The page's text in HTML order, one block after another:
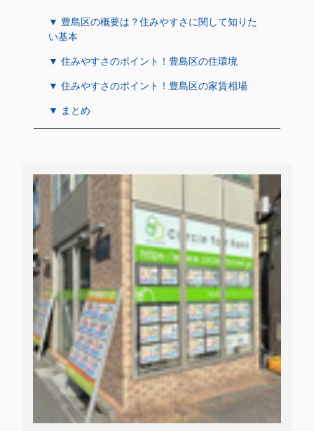
▼ 豊島区の概要は？住みやすさに関して知りた
い基本
▼ 住みやすさのポイント！豊島区の住環境
▼ 住みやすさのポイント！豊島区の家賃相場
▼ まとめ